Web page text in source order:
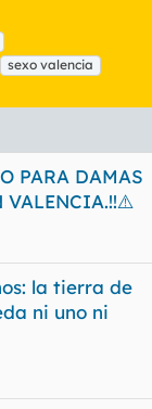
sexo valencia
PARA DAMAS
VALENCIA.!!⚠️
la tierra de
ni uno ni